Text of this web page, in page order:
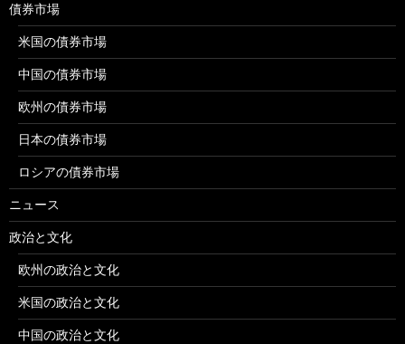
債券市場
米国の債券市場
中国の債券市場
欧州の債券市場
日本の債券市場
ロシアの債券市場
ニュース
政治と文化
欧州の政治と文化
米国の政治と文化
中国の政治と文化